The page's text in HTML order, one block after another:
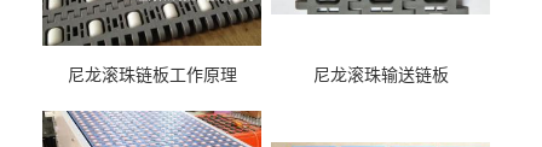
尼龙滚珠链板工作原理 尼龙滚珠输送链板